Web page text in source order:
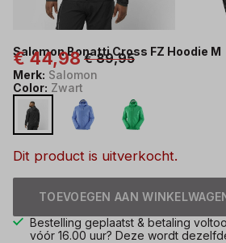
Salomon Bonatti Cross FZ Hoodie M
€ 44,98 € 89,95
Merk: Salomon
Color: Zwart
Dit product is uitverkocht.
TOEVOEGEN AAN
Bestelling geplaatst & betaling
vóór 16.00 uur? Deze wordt